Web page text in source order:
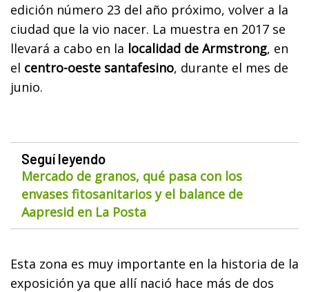
edición número 23 del año próximo, volver a la
ciudad que la vio nacer. La muestra en 2017 se
llevará a cabo en la localidad de Armstrong, en
el centro-oeste santafesino, durante el mes de
junio.
Seguí leyendo
Mercado de granos, qué pasa con los
envases fitosanitarios y el balance de
Aapresid en La Posta
Esta zona es muy importante en la historia de la
exposición ya que allí nació hace más de dos